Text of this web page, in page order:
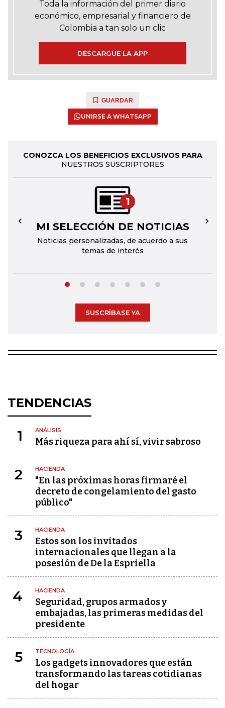
Toda la información del primer diario
económico, empresarial y financiero de
Colombia a tan solo un clic
DESCARGUE LA APP
GUARDAR
UNIRSE A WHATSAPP
CONOZCA LOS BENEFICIOS EXCLUSIVOS PARA
NUESTROS SUSCRIPTORES
1
MI SELECCIÓN DE NOTICIAS
Noticias personalizadas, de acuerdo a sus
temas de interés
← →
SUSCRÍBASE YA
TENDENCIAS
1 ANÁLISIS
Más riqueza para ahí sí, vivir sabroso
2 HACIENDA
"En las próximas horas firmaré el
decreto de congelamiento del gasto
público"
3 HACIENDA
Estos son los invitados
internacionales que llegan a la
posesión de De la Espriella
4 HACIENDA
Seguridad, grupos armados y
embajadas, las primeras medidas del
presidente
5 TECNOLOGÍA
Los gadgets innovadores que están
transformando las tareas cotidianas
del hogar